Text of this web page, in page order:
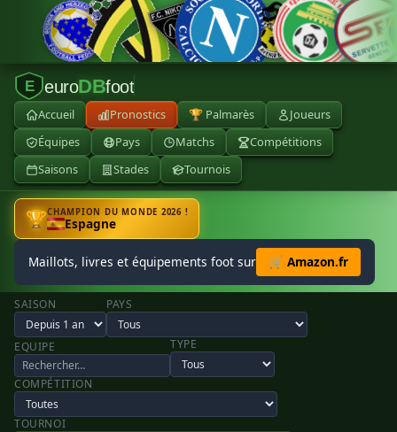
E euroDBfoot
Accueil Pronostics 🏆 Palmarès
Joueurs
Équipes
Pays Matchs
Compétitions
Saisons
Stades Tournois
🏆CHAMPION DU MONDE 2026 !
Espagne
Maillots, livres et équipements foot sur 🛒 Amazon.fr
SAISON PAYS
EQUIPE TYPE
COMPÉTITION
TOURNOI